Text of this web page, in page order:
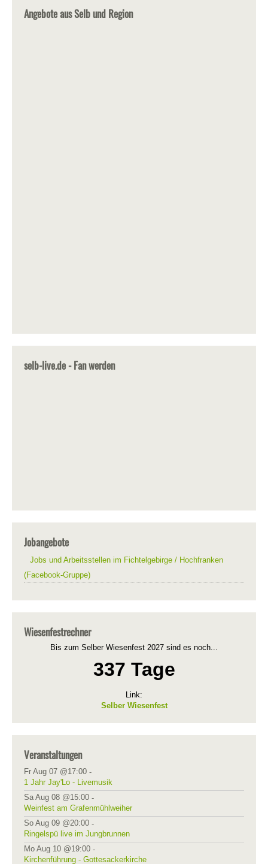
Angebote aus Selb und Region
selb-live.de - Fan werden
Jobangebote
Jobs und Arbeitsstellen im Fichtelgebirge / Hochfranken
(Facebook-Gruppe)
Wiesenfestrechner
Bis zum Selber Wiesenfest 2027 sind es noch...
337 Tage
Link:
Selber Wiesenfest
Veranstaltungen
Fr Aug 07 @17:00 -
1 Jahr Jay'Lo - Livemusik
Sa Aug 08 @15:00 -
Weinfest am Grafenmühlweiher
So Aug 09 @20:00 -
Ringelspü live im Jungbrunnen
Mo Aug 10 @19:00 -
Kirchenführung - Gottesackerkirche